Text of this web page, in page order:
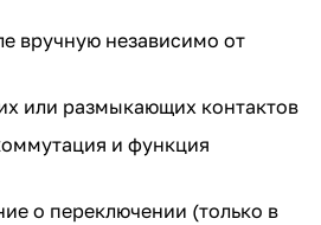
вручную независимо от
или размыкающих контактов
и функция
о переключении (только в